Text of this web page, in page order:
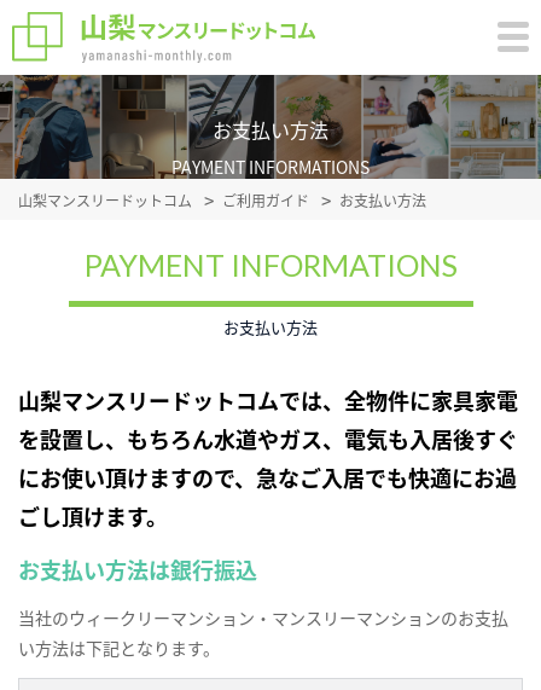
お支払い方法
PAYMENT INFORMATIONS
山梨マンスリードットコム ご利用ガイド お支払い方法
PAYMENT INFORMATIONS
お支払い方法
山梨マンスリードットコムでは、全物件に家具家電
を設置し、もちろん水道やガス、電気も入居後すぐ
にお使い頂けますので、急なご入居でも快適にお過
ごし頂けます。
お支払い方法は銀行振込
当社のウィークリーマンション・マンスリーマンションのお支払
い方法は下記となります。